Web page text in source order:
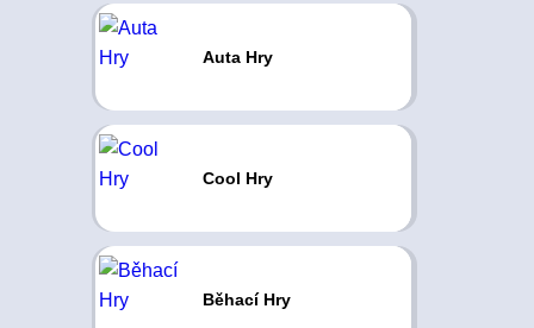
Auta Hry
Cool Hry
Běhací Hry